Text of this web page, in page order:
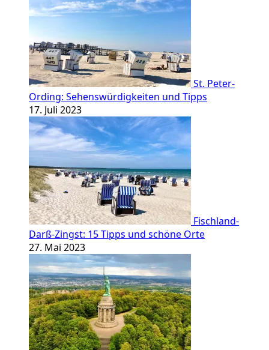
St. Peter-
Ording: Sehenswürdigkeiten und Tipps
17. Juli 2023
Fischland-
Darß-Zingst: 15 Tipps und schöne Orte
27. Mai 2023